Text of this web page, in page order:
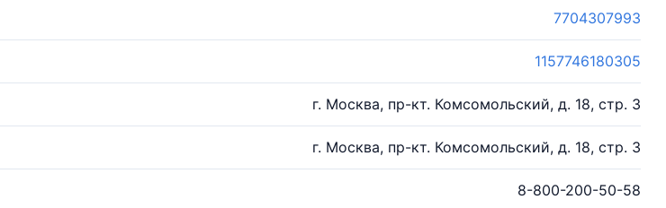
7704307993
1157746180305
г. Москва, пр-кт. Комсомольский, д. 18, стр. 3
г. Москва, пр-кт. Комсомольский, д. 18, стр. 3
8-800-200-50-58